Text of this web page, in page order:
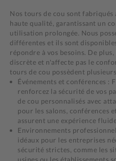
Nos tours de cou sont
haute qualité, garantissant un
utilisation prolongée. Nous
différentes et ils sont
répondre à vos besoins. De
discrète et n'affecte pas le
tours de cou possèdent
Événements et conférences :
renforcez la sécurité de vos
de cou personnalisés avec
pour les salons, conférences
assurent une expérience
Environnements
idéaux pour les entreprises
sécurité strictes, comme les
usines ou les établissements